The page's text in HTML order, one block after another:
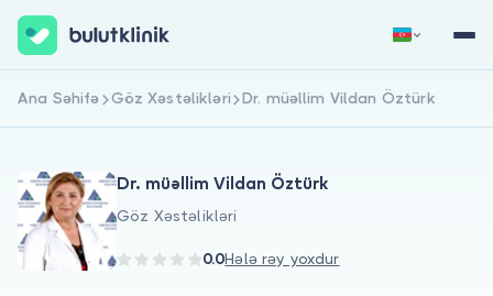
Qeydiyyat Daxil Ol
Ana Səhifə Göz Xəstəlikləri Dr. müəllim Vildan Öztürk
Dr. müəllim Vildan Öztürk
Göz Xəstəlikləri
0.0Hələ rəy yoxdur